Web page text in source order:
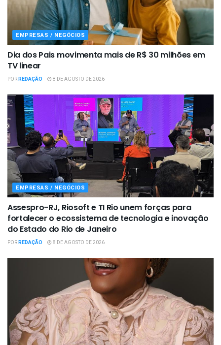
EMPRESAS / NEGÓCIOS
Dia dos Pais movimenta mais de R$ 30 milhões em
TV linear
PORREDAÇÃO 8 DE AGOSTO DE 2026
EMPRESAS / NEGÓCIOS
Assespro-RJ, Riosoft e TI Rio unem forças para
fortalecer o ecossistema de tecnologia e inovação
do Estado do Rio de Janeiro
PORREDAÇÃO 8 DE AGOSTO DE 2026